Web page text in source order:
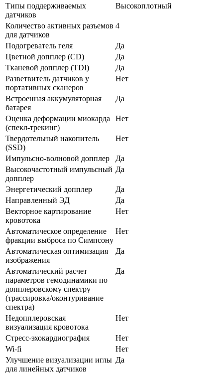
Типы поддерживаемых
датчиков
Высокоплотный
Количество активных разъемов
для датчиков
4
Подогреватель геля
Да
Цветной допплер (CD)
Да
Тканевой допплер (TDI)
Да
Разветвитель датчиков у
портативных сканеров
Нет
Встроенная аккумуляторная
батарея
Да
Оценка деформации миокарда
(спекл-трекинг)
Нет
Твердотельный накопитель
(SSD)
Нет
Импульсно-волновой допплер
Да
Высокочастотный импульсный
допплер
Да
Энергетический допплер
Да
Направленный ЭД
Да
Векторное картирование
кровотока
Нет
Автоматическое определение
фракции выброса по Симпсону
Нет
Автоматическая оптимизация
изображения
Да
Автоматический расчет
параметров гемодинамики по
допплеровскому спектру
(трассировка/оконтуривание
спектра)
Да
Недопплеровская
визуализация кровотока
Нет
Стресс-эхокардиография
Нет
Wi-fi
Нет
Улучшение визуализации иглы
для линейных датчиков
Да